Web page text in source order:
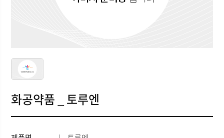
화공약품 _ 토루엔